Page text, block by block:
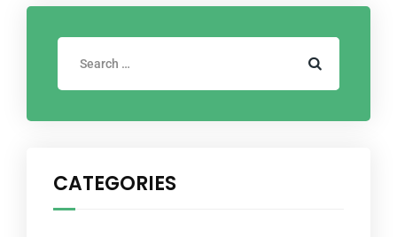
CATEGORIES